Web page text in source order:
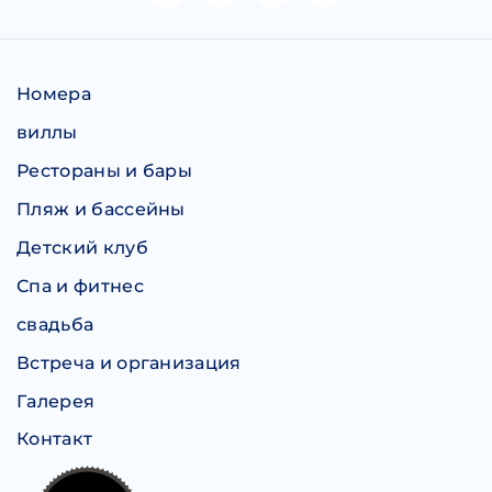
Номера
виллы
Рестораны и бары
Пляж и бассейны
Детский клуб
Спа и фитнес
свадьба
Встреча и организация
Галерея
Контакт